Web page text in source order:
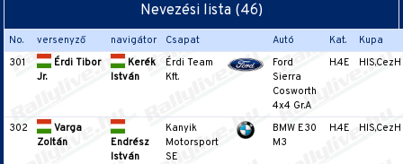
Nevezési lista (46)
No. versenyző navigátor Csapat Autó Kat.
Kupa
301
Érdi Tibor
Jr.
Kerék
István
Érdi Team
Kft.
Ford
Sierra
Cosworth
4x4 Gr.A
H.4E HIS,CezH
302
Varga
Zoltán
Endrész
István
Kanyik
Motorsport
SE
BMW E30
M3
H.4E HIS,CezH